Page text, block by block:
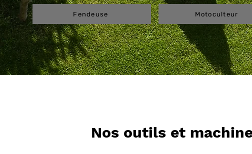
Fendeuse Motoculteur
Nos outils et